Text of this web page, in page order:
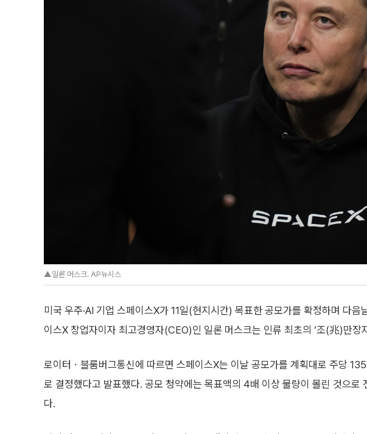
▲일론 머스크. AP뉴시스
미국 우주·AI 기업 스페이스X가 11일(현지시간) 목표한 공모가를 확정하며 다음
이스X 창업자이자 최고경영자(CEO)인 일론 머스크는 인류 최초의 ‘조(兆)만
로이터ㆍ블룸버그통신에 따르면 스페이스X는 이날 공모가를 계획대로 주당 135
로 결정했다고 발표했다. 공모 청약에는 목표액의 4배 이상 물량이 몰린 것으로
다.